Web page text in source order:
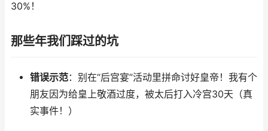
30%！
那些年我们踩过的坑
错误示范：别在“后宫宴”活动里拼命讨好皇帝！我有个
朋友因为给皇上敬酒过度，被太后打入冷宫30天（真
实事件！）